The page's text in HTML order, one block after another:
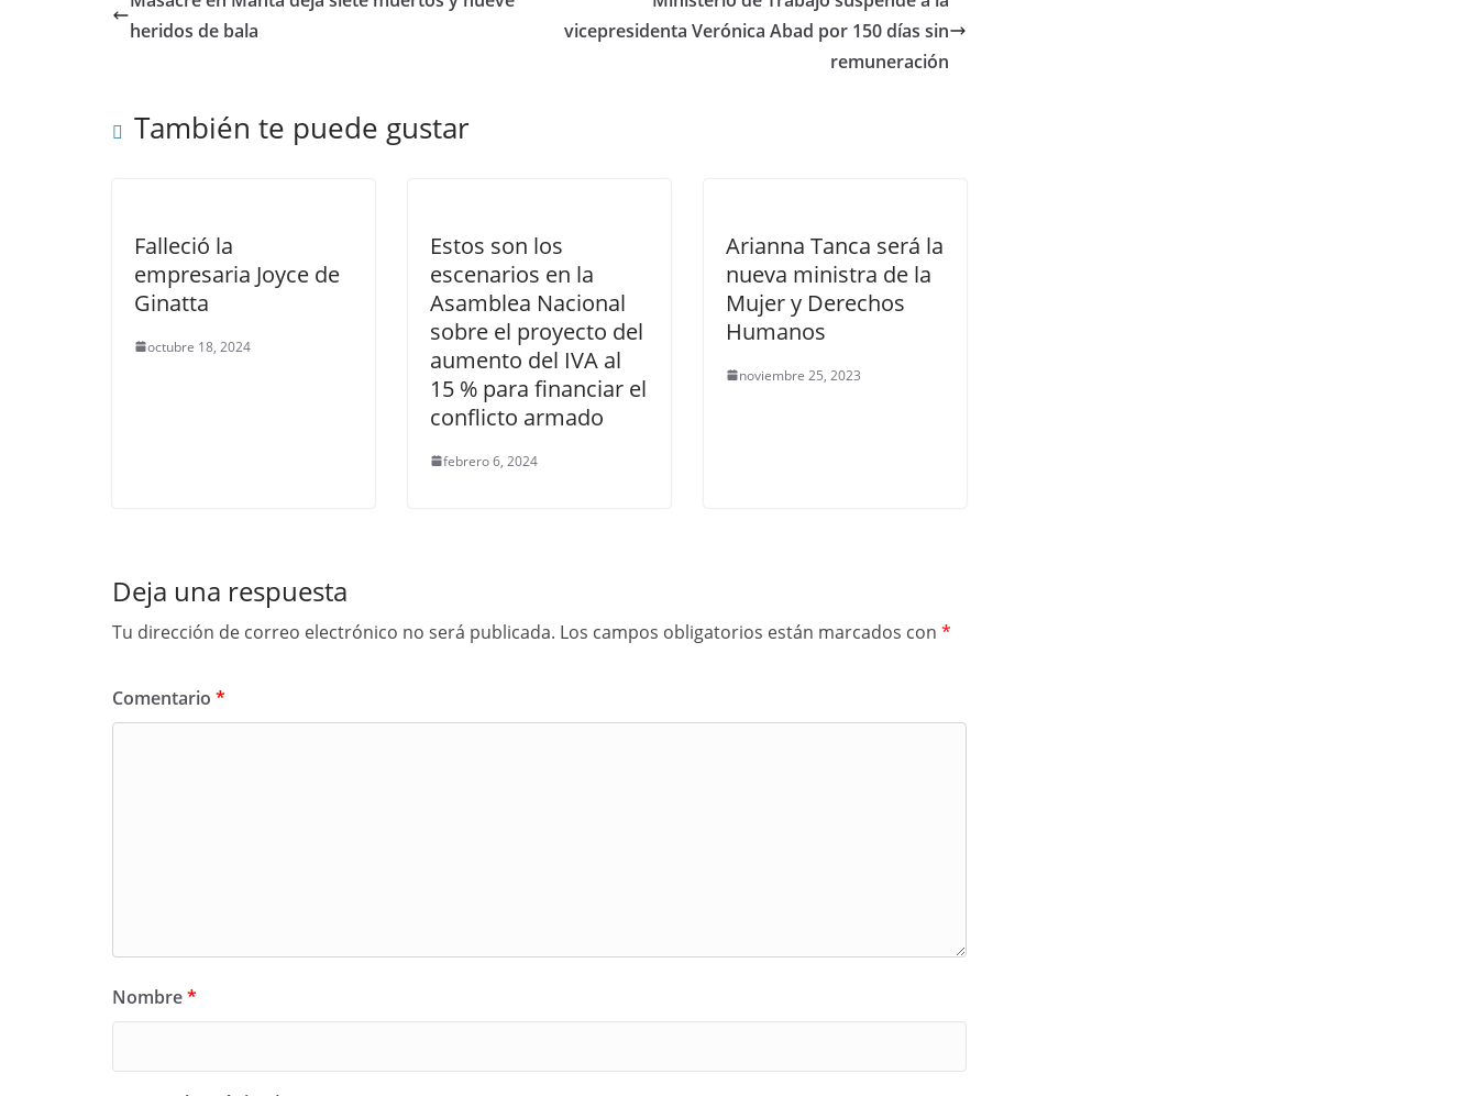
b
k
heridos de bala
vicepresidenta Verónica Abad por 150 días sin
remuneración
También te puede gustar
Falleció la
empresaria Joyce de
Ginatta
octubre 18, 2024
Estos son los
escenarios en la
Asamblea Nacional
sobre el proyecto del
aumento del IVA al
15 % para financiar el
conflicto armado
febrero 6, 2024
Arianna Tanca será la
nueva ministra de la
Mujer y Derechos
Humanos
noviembre 25, 2023
Deja una respuesta
Tu dirección de correo electrónico no será publicada. Los campos obligatorios están marcados con *
Comentario *
Nombre*